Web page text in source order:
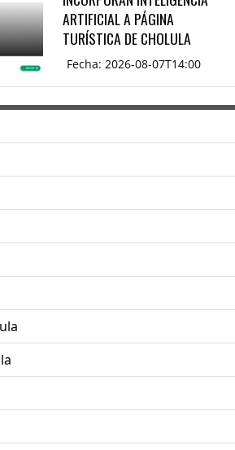
ARTIFICIAL A PÁGINA
TURÍSTICA DE CHOLULA
Fecha: 2026-08-07T14:00